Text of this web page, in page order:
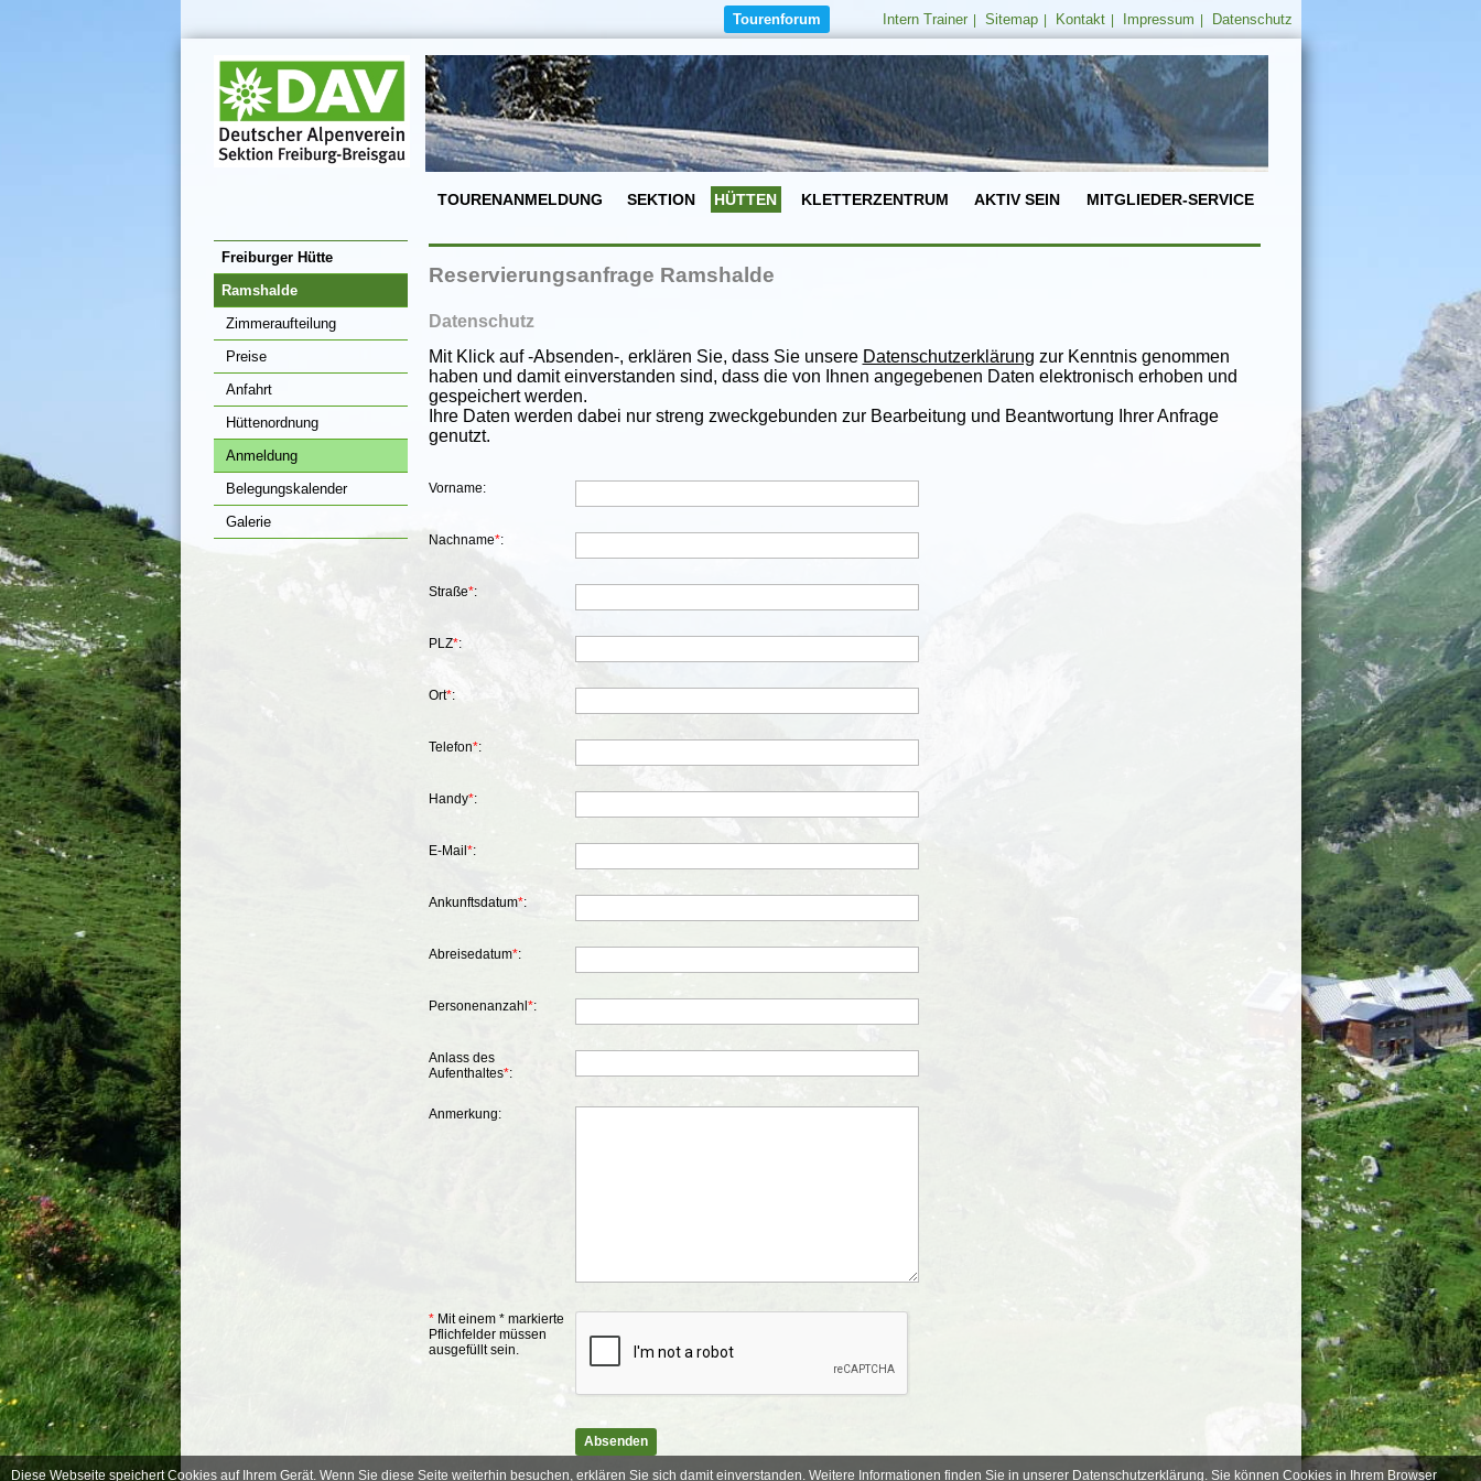
Diese Webseite speichert Cookies auf Ihrem Gerät. Wenn Sie diese Seite weiterhin besuchen, erklären Sie sich damit einverstanden. Weitere Informationen finden Sie in unserer Datenschutzerklärung. Sie können Cookies in Ihrem Browser
Tourenforum Intern Trainer Sitemap Kontakt Impressum Datenschutz
TOURENANMELDUNG SEKTION HÜTTEN KLETTERZENTRUM AKTIV SEIN MITGLIEDER-SERVICE
Freiburger Hütte
Ramshalde
Zimmeraufteilung
Preise
Anfahrt
Hüttenordnung
Anmeldung
Belegungskalender
Galerie
Reservierungsanfrage Ramshalde
Datenschutz
Mit Klick auf -Absenden-, erklären Sie, dass Sie unsere Datenschutzerklärung zur Kenntnis genommen
haben und damit einverstanden sind, dass die von Ihnen angegebenen Daten elektronisch erhoben und
gespeichert werden.
Ihre Daten werden dabei nur streng zweckgebunden zur Bearbeitung und Beantwortung Ihrer Anfrage
genutzt.
Vorname:
Nachname*:
Straße*:
PLZ*:
Ort*:
Telefon*:
Handy*:
E-Mail *:
Ankunftsdatum*:
Abreisedatum*:
Personenanzahl *:
Anlass des
Aufenthaltes*:
Anmerkung:
*Mit einem * markierte
Pflichfelder müssen
ausgefüllt sein.